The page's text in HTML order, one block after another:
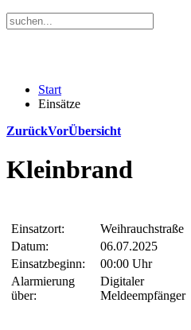
Start
Einsätze
ZurückVorÜbersicht
Kleinbrand
Einsatzort:
Weihrauchstraße
Datum:
06.07.2025
Einsatzbeginn:
00:00 Uhr
Alarmierung
über:
Digitaler
Meldeempfänger